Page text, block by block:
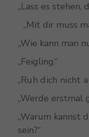
„Lass es stehen,
„Mit dir muss
„Wie kann man
„Feigling.“
„Ruh dich nicht
„Werde erstmal
„Warum kannst
sein?“